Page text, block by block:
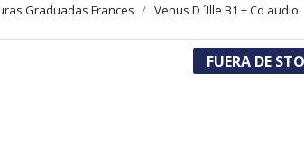
Graduadas Frances Venus D ´Ille B1 + Cd audio
FUERA DE